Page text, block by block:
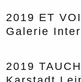
2019 ET
Galerie
2019